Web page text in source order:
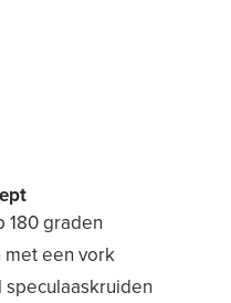
180 graden
met een vork
speculaaskruiden